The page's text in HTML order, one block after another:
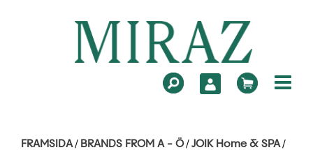
FRAMSIDA/ BRANDS FROM A - Ö/ JOIK Home & SPA/